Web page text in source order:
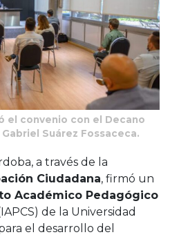
el convenio con el Decano
Suárez Fossaceca.
a través de la
Ciudadana, firmó un
Académico Pedagógico
de la Universidad
el desarrollo del